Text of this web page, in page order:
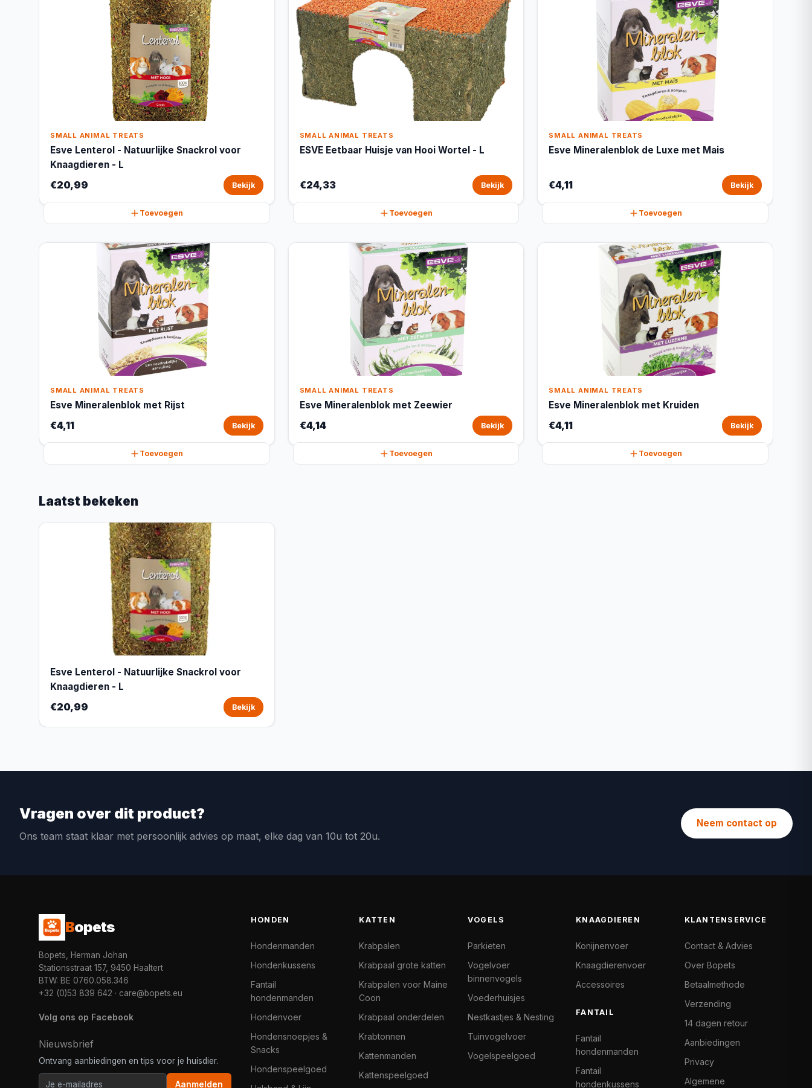
SMALL ANIMAL TREATS
Esve Lenterol - Natuurlijke Snackrol voor
Knaagdieren - L
€20,99 Bekijk
Toevoegen
SMALL ANIMAL TREATS
ESVE Eetbaar Huisje van Hooi Wortel - L
€24,33 Bekijk
Toevoegen
SMALL ANIMAL TREATS
Esve Mineralenblok de Luxe met Mais
€4,11 Bekijk
Toevoegen
SMALL ANIMAL TREATS
Esve Mineralenblok met Rijst
€4,11 Bekijk
Toevoegen
SMALL ANIMAL TREATS
Esve Mineralenblok met Zeewier
€4,14 Bekijk
Toevoegen
SMALL ANIMAL TREATS
Esve Mineralenblok met Kruiden
€4,11 Bekijk
Toevoegen
Laatst bekeken
Esve Lenterol - Natuurlijke Snackrol voor
Knaagdieren - L
€20,99 Bekijk
Vragen over dit product?
Ons team staat klaar met persoonlijk advies op maat, elke dag van 10u tot 20u.
Neem contact op
Bopets
Bopets, Herman Johan
Stationsstraat 157, 9450 Haaltert
BTW: BE 0760.058.346
+32 (0)53 839 642 · care@bopets.eu
Volg ons op Facebook
Nieuwsbrief
Ontvang aanbiedingen en tips voor je huisdier.
Aanmelden
HONDEN
Hondenmanden
Hondenkussens
Fantail
hondenmanden
Hondenvoer
Hondensnoepjes &
Snacks
Hondenspeelgoed
KATTEN
Krabpalen
Krabpaal grote katten
Krabpalen voor Maine
Coon
Krabpaal onderdelen
Krabtonnen
Kattenmanden
Kattenspeelgoed
VOGELS
Parkieten
Vogelvoer
binnenvogels
Voederhuisjes
Nestkastjes & Nesting
Tuinvogelvoer
Vogelspeelgoed
KNAAGDIEREN
Konijnenvoer
Knaagdierenvoer
Accessoires
FANTAIL
Fantail
hondenmanden
Fantail
hondenkussens
KLANTENSERVICE
Contact & Advies
Over Bopets
Betaalmethode
Verzending
14 dagen retour
Aanbiedingen
Privacy
Algemene